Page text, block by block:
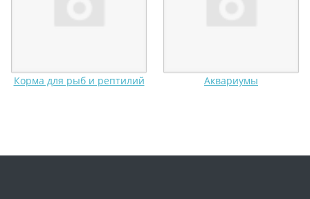
Корма для рыб и рептилий Аквариумы